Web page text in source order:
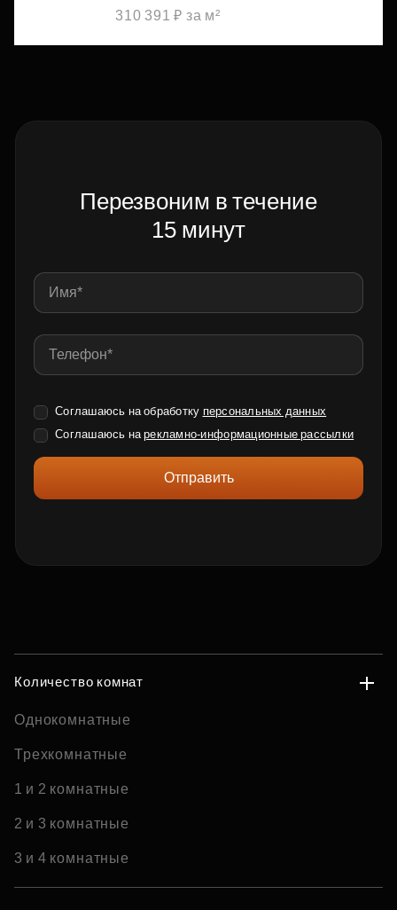
310 391 ₽ за м²
Перезвоним в течение
15 минут
Соглашаюсь на обработку персональных данных
Соглашаюсь нарекламно-информационные рассылки
Отправить
Количество комнат
Однокомнатные
Трехкомнатные
1 и 2 комнатные
2 и 3 комнатные
3 и 4 комнатные